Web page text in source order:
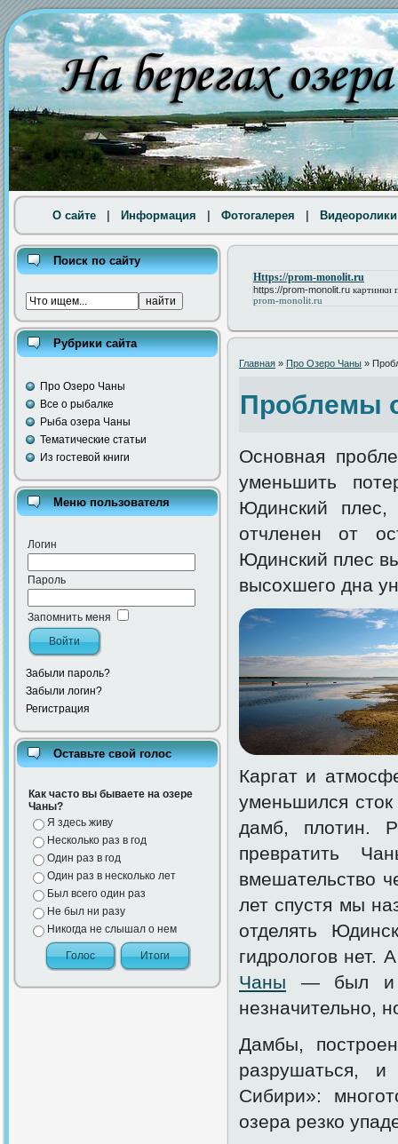
О сайте Информация Фотогалерея Видеоролики
Поиск по сайту
Рубрики сайта
Про Озеро Чаны
Все о рыбалке
Рыба озера Чаны
Тематические статьи
Из гостевой книги
Меню пользователя
Логин
Пароль
Запомнить меня
Забыли пароль?
Забыли логин?
Регистрация
Оставьте свой голос
Как часто вы бываете на озере
Чаны?
Я здесь живу
Несколько раз в год
Один раз в год
Один раз в несколько лет
Был всего один раз
Не был ни разу
Никогда не слышал о нем
Https://prom-monolit.ru
https://prom-monolit.ru картинки
prom-monolit.ru
Главная » Про Озеро Чаны »
Проблемы
Основная
уменьшить
Юдинский
отчленен от
Юдинский плес
высохшего дна
Каргат и
уменьшился
дамб, плотин.
превратить
вмешательство
лет спустя мы
отделять
гидрологов нет.
Чаны — был и
незначительно,
Дамбы,
разрушаться,
Сибири»:
озера резко